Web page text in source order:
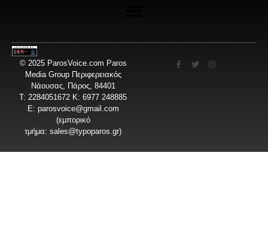
© 2025 ParosVoice.com Paros
Media Group Περιφερειακός
Νάουσας, Πάρος, 84401
T: 2284051672 Κ: 6977 248885
E: parosvoice@gmail.com
(εμπορικό
τμήμα: sales@typoparos.gr)